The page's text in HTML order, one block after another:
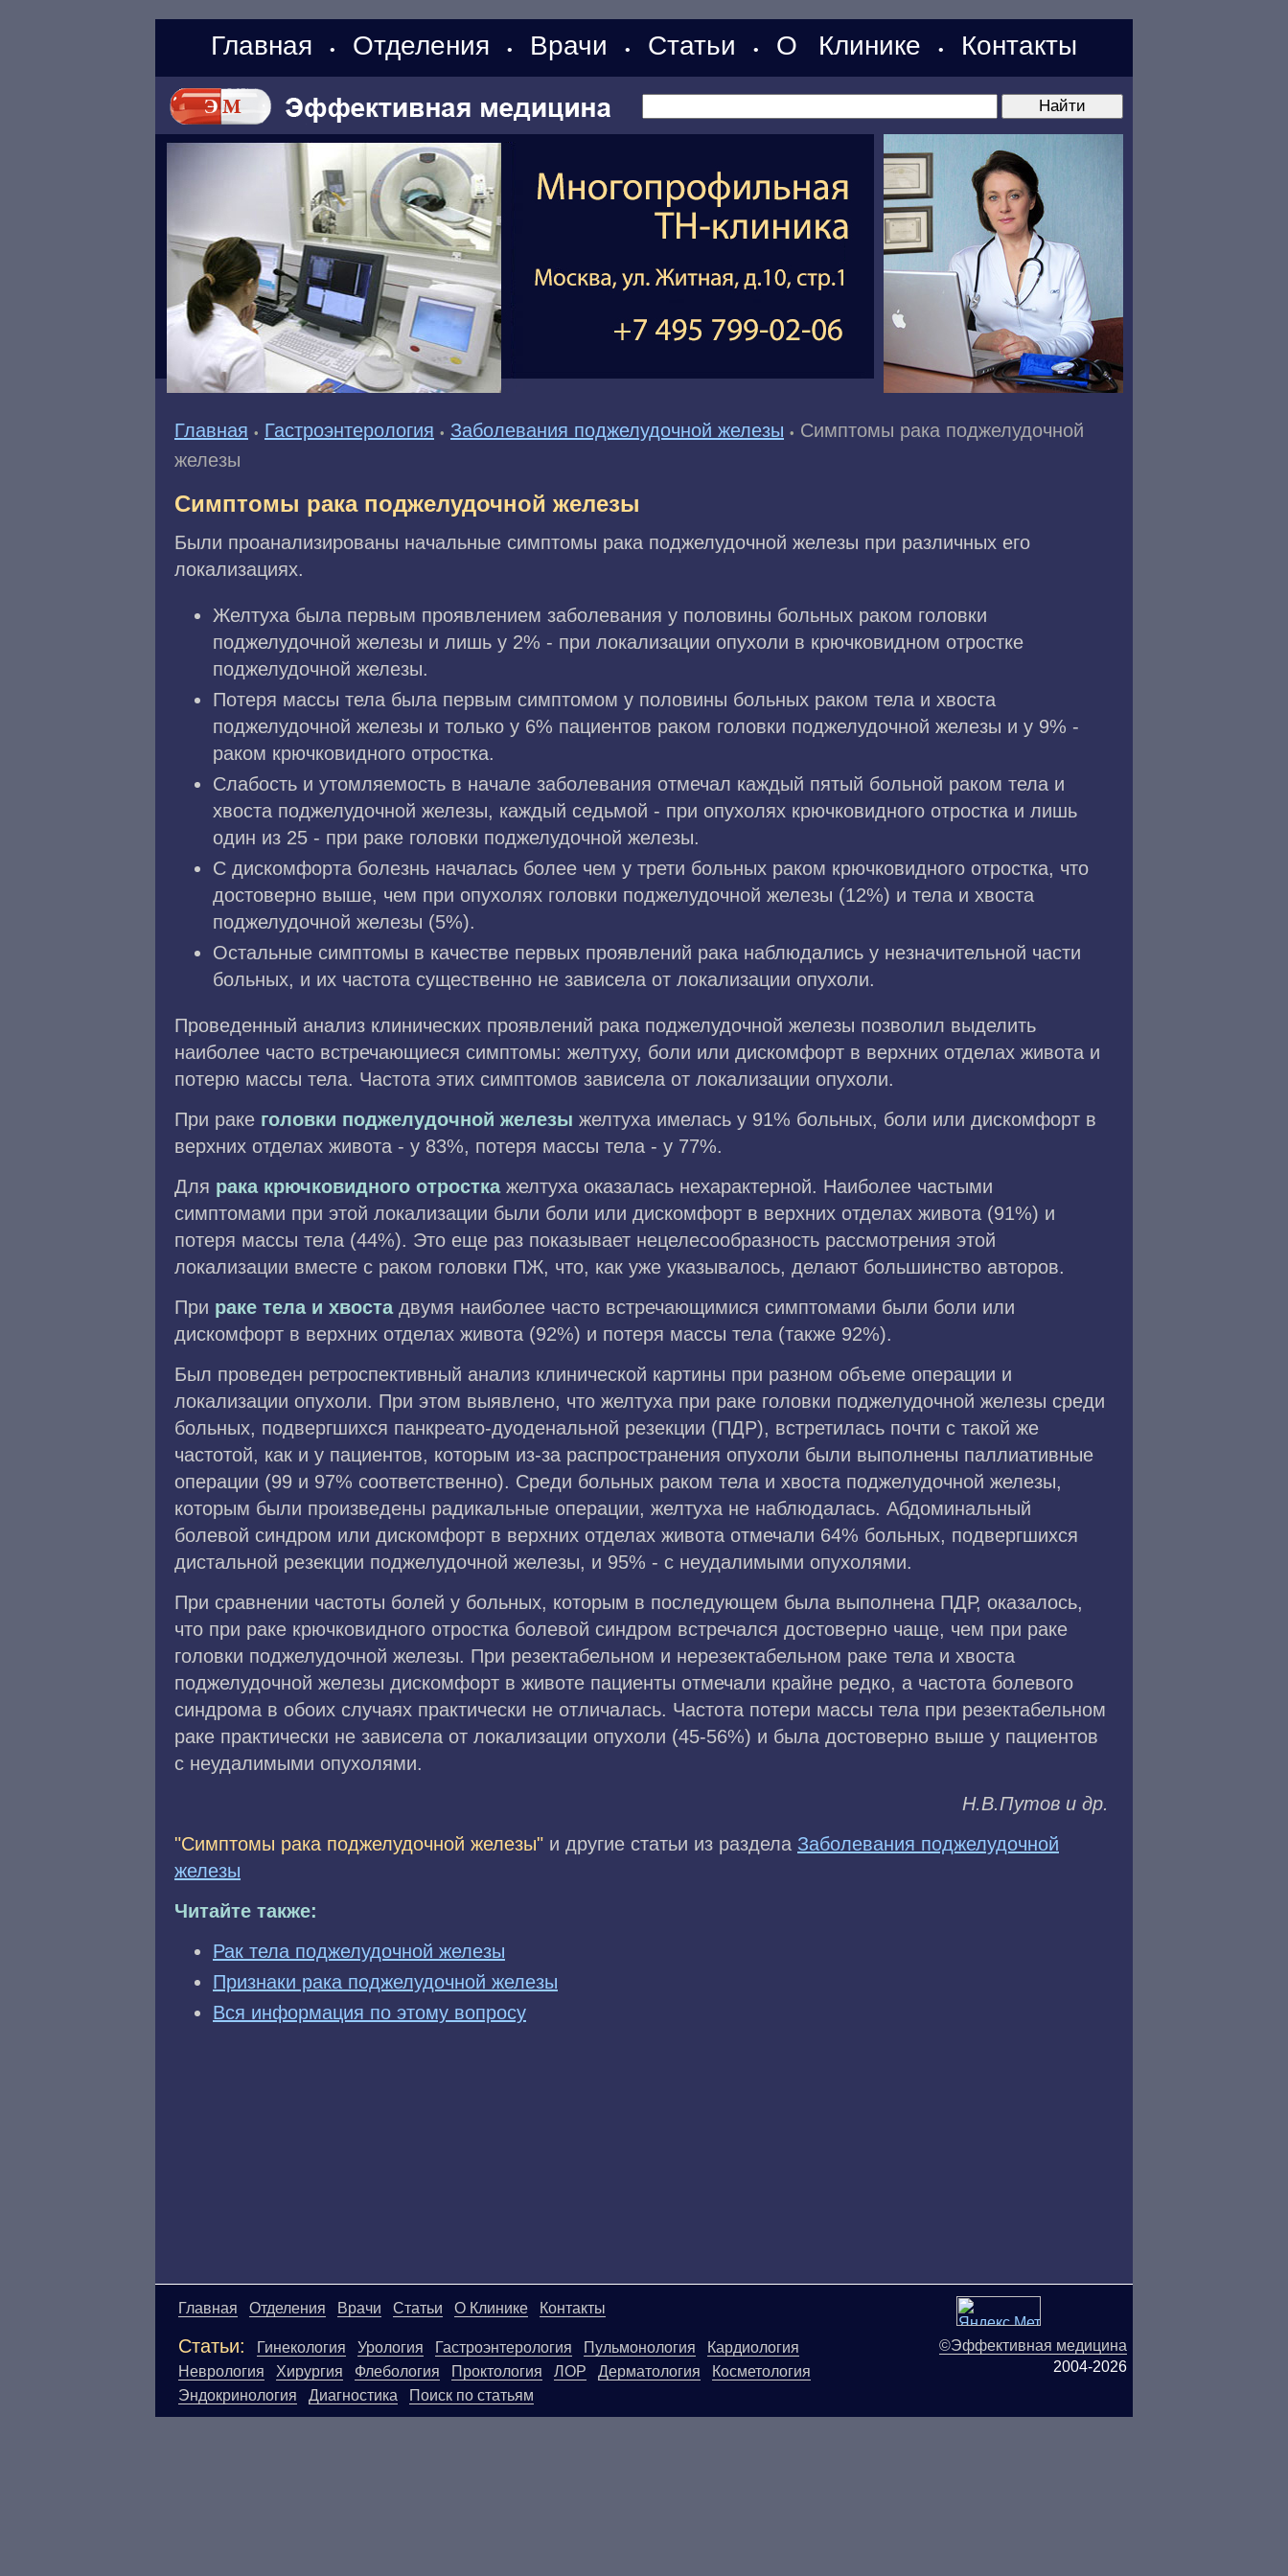
Главная • Отделения • Врачи • Статьи • О Клинике • Контакты
Главная • Гастроэнтерология • Заболевания поджелудочной железы • Симптомы рака поджелудочной
железы
Симптомы рака поджелудочной железы
Были проанализированы начальные симптомы рака поджелудочной железы при различных его
локализациях.
Желтуха была первым проявлением заболевания у половины больных раком головки
поджелудочной железы и лишь у 2% - при локализации опухоли в крючковидном отростке
поджелудочной железы.
Потеря массы тела была первым симптомом у половины больных раком тела и хвоста
поджелудочной железы и только у 6% пациентов раком головки поджелудочной железы и у 9% -
раком крючковидного отростка.
Слабость и утомляемость в начале заболевания отмечал каждый пятый больной раком тела и
хвоста поджелудочной железы, каждый седьмой - при опухолях крючковидного отростка и лишь
один из 25 - при раке головки поджелудочной железы.
С дискомфорта болезнь началась более чем у трети больных раком крючковидного отростка, что
достоверно выше, чем при опухолях головки поджелудочной железы (12%) и тела и хвоста
поджелудочной железы (5%).
Остальные симптомы в качестве первых проявлений рака наблюдались у незначительной части
больных, и их частота существенно не зависела от локализации опухоли.
Проведенный анализ клинических проявлений рака поджелудочной железы позволил выделить
наиболее часто встречающиеся симптомы: желтуху, боли или дискомфорт в верхних отделах живота и
потерю массы тела. Частота этих симптомов зависела от локализации опухоли.
При раке головки поджелудочной железы желтуха имелась у 91% больных, боли или дискомфорт в
верхних отделах живота - у 83%, потеря массы тела - у 77%.
Для рака крючковидного отросткажелтуха оказалась нехарактерной. Наиболее частыми
симптомами при этой локализации были боли или дискомфорт в верхних отделах живота (91%) и
потеря массы тела (44%). Это еще раз показывает нецелесообразность рассмотрения этой
локализации вместе с раком головки ПЖ, что, как уже указывалось, делают большинство авторов.
При раке тела и хвостадвумя наиболее часто встречающимися симптомами были боли или
дискомфорт в верхних отделах живота (92%) и потеря массы тела (также 92%).
Был проведен ретроспективный анализ клинической картины при разном объеме операции и
локализации опухоли. При этом выявлено, что желтуха при раке головки поджелудочной железы среди
больных, подвергшихся панкреато-дуоденальной резекции (ПДР), встретилась почти с такой же
частотой, как и у пациентов, которым из-за распространения опухоли были выполнены паллиативные
операции (99 и 97% соответственно). Среди больных раком тела и хвоста поджелудочной железы,
которым были произведены радикальные операции, желтуха не наблюдалась. Абдоминальный
болевой синдром или дискомфорт в верхних отделах живота отмечали 64% больных, подвергшихся
дистальной резекции поджелудочной железы, и 95% - с неудалимыми опухолями.
При сравнении частоты болей у больных, которым в последующем была выполнена ПДР, оказалось,
что при раке крючковидного отростка болевой синдром встречался достоверно чаще, чем при раке
головки поджелудочной железы. При резектабельном и нерезектабельном раке тела и хвоста
поджелудочной железы дискомфорт в животе пациенты отмечали крайне редко, а частота болевого
синдрома в обоих случаях практически не отличалась. Частота потери массы тела при резектабельном
раке практически не зависела от локализации опухоли (45-56%) и была достоверно выше у пациентов
с неудалимыми опухолями.
H.B.Путoв и дp.
"Симптомы рака поджелудочной железы" и другие статьи из раздела Заболевания поджелудочной
железы
Читайте также:
Рак тела поджелудочной железы
Признаки рака поджелудочной железы
Вся информация по этому вопросу
Главная Отделения Врачи Статьи О Клинике Контакты
Статьи: Гинекология Урология Гастроэнтерология Пульмонология
Кардиология
Неврология
Хирургия Флебология Проктология ЛОР Дерматология
Косметология
Эндокринология
Диагностика Поиск по статьям
©Эффективная медицина
2004-2026